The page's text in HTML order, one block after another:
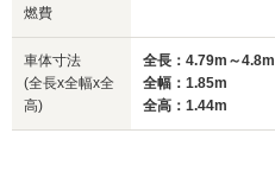
ホイールベース
-m
燃費
車体寸法
(全長x全幅x全
高)
全長：4.79m～4.8m
全幅：1.85m
全高：1.44m